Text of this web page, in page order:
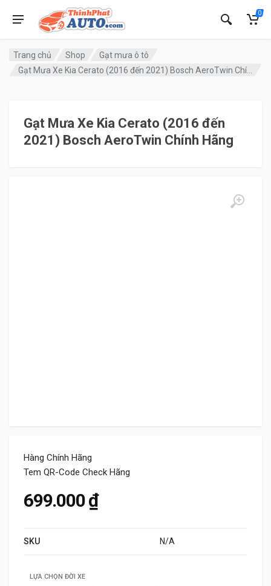
0
Trang chủ Shop
Gạt mưa ô tô
Gạt Mưa Xe Kia Cerato (2016 đến 2021) Bosch AeroTwin Chính Hãng
Gạt Mưa Xe Kia Cerato (2016 đến
2021) Bosch AeroTwin Chính Hãng
Hàng Chính Hãng
Tem QR-Code Check Hãng
699.000₫
SKU N/A
LỰA CHỌN ĐỜI XE